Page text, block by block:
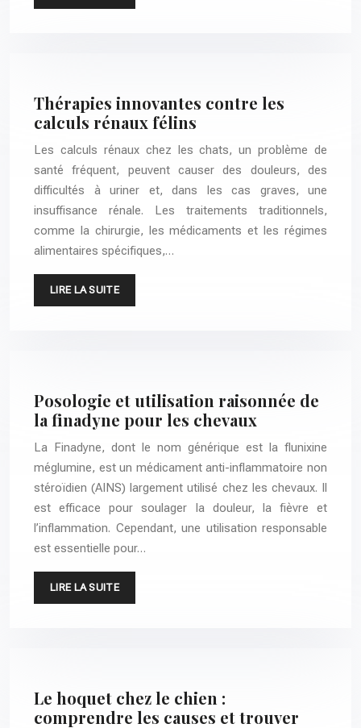
Thérapies innovantes contre les
calculs rénaux félins
Les calculs rénaux chez les chats, un problème de
santé fréquent, peuvent causer des douleurs, des
difficultés à uriner et, dans les cas graves, une
insuffisance rénale. Les traitements traditionnels,
comme la chirurgie, les médicaments et les régimes
alimentaires spécifiques,…
LIRE LA SUITE
Posologie et utilisation raisonnée de
la finadyne pour les chevaux
La Finadyne, dont le nom générique est la flunixine
méglumine, est un médicament anti-inflammatoire non
stéroïdien (AINS) largement utilisé chez les chevaux. Il
est efficace pour soulager la douleur, la fièvre et
l’inflammation. Cependant, une utilisation responsable
est essentielle pour…
LIRE LA SUITE
Le hoquet chez le chien :
comprendre les causes et trouver